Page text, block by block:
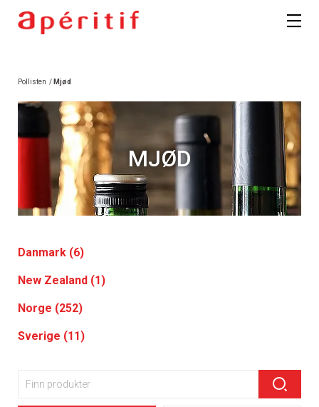
Pollisten / Mjød
MJØD
Danmark (6)
New Zealand (1)
Norge (252)
Sverige (11)